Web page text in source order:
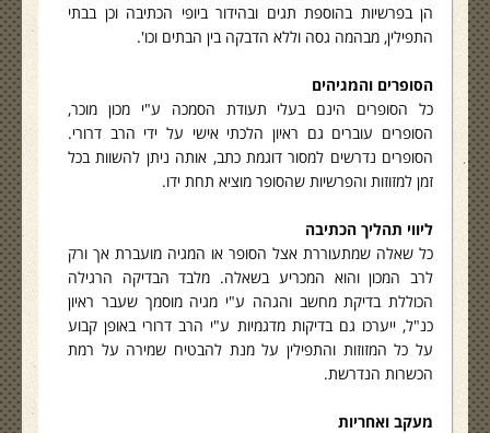
הן בפרשיות בהוספת תגים ובהידור ביופי הכתיבה וכן בבתי
התפילין, מבהמה גסה וללא הדבקה בין הבתים וכו'.
הסופרים והמגיהים
כל הסופרים הינם בעלי תעודת הסמכה ע"י מכון מוכר,
הסופרים עוברים גם ראיון הלכתי אישי על ידי הרב דרורי.
הסופרים נדרשים למסור דוגמת כתב, אותה ניתן להשוות בכל
זמן למזוזות והפרשיות שהסופר מוציא תחת ידו.
ליווי תהליך הכתיבה
כל שאלה שמתעוררת אצל הסופר או המגיה מועברת אך ורק
לרב המכון והוא המכריע בשאלה. מלבד הבדיקה הרגילה
הכוללת בדיקת מחשב והגהה ע"י מגיה מוסמך שעבר ראיון
כנ"ל, ייערכו גם בדיקות מדגמיות ע"י הרב דרורי באופן קבוע
על כל המזוזות והתפילין על מנת להבטיח שמירה על רמת
הכשרות הנדרשת.
מעקב ואחריות